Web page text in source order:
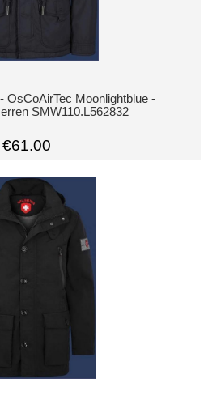
OsCoAirTec Moonlightblue -
SMW110.L562832
€61.00